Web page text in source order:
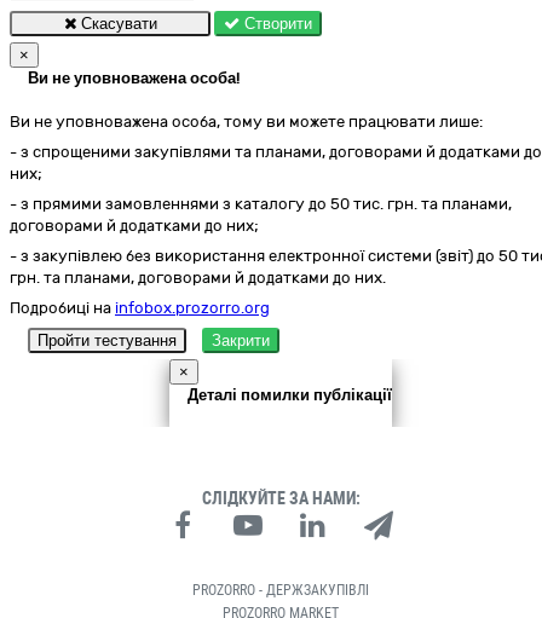
Скасувати
Створити
×
Ви не уповноважена особа!
Ви не уповноважена особа, тому ви можете працювати лише:
- з спрощеними закупівлями та планами, договорами й додатками до
них;
- з прямими замовленнями з каталогу до 50 тис. грн. та планами,
договорами й додатками до них;
- з закупівлею без використання електронної системи (звіт) до 50
грн. та планами, договорами й додатками до них.
Подробиці на infobox.prozorro.org
Пройти тестування
Закрити
×
Деталі помилки публікації
СЛІДКУЙТЕ ЗА НАМИ:
PROZORRO - ДЕРЖЗАКУПІВЛІ
PROZORRO MARKET